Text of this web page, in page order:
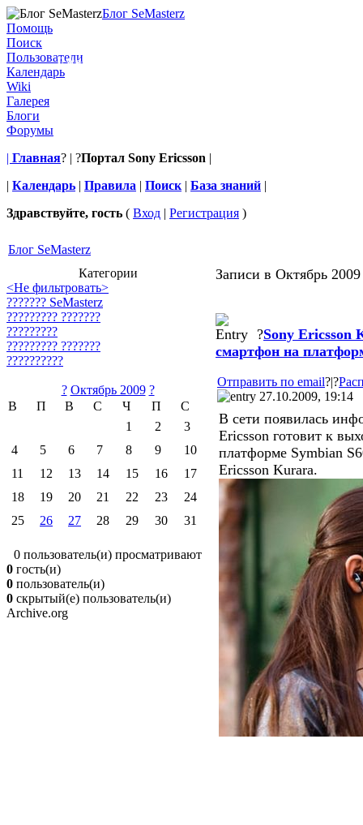
Ежедневные новости из мобильной сферы.
Блог SeMasterz
Помощь
Поиск
Пользователи
Календарь
Wiki
Галерея
Блоги
Форумы
| Главная? | ?Портал Sony Ericsson |
| Календарь | Правила | Поиск | База знаний |
Здравствуйте, гость ( Вход | Регистрация )
Блог SeMasterz
Категории
<Не фильтровать>
??????? SeMasterz
????????? ???????
?????????
????????? ???????
??????????
? Октябрь 2009 ?
В
П В С Ч П
С
1
2
3
4
5 6 7 8 9
10
11
12 13 14 15 16
17
18
19 20 21 22 23
24
25
26 27 28 29 30 31
0 пользователь(и) просматривают
0 гость(и)
0 пользователь(и)
0 скрытый(е) пользователь(и)
Archive.org
Записи в Октябрь 2009
?Sony Ericsson
смартфон на
Отправить по email?|?
27.10.2009, 19:14
В сети появилась
Ericsson готовит к
платформе Symbian
Ericsson Kurara.